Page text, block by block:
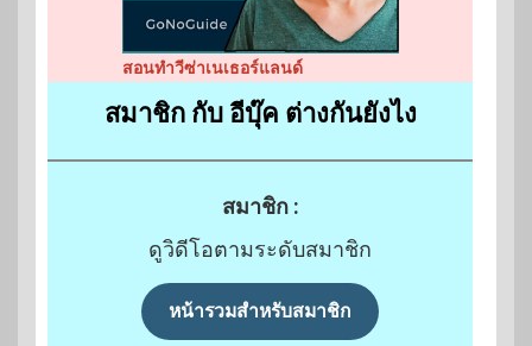
สอนทำวีซ่าเนเธอร์แลนด์
สมาชิก กับ อีบุ๊ค ต่างกันยังไง
สมาชิก :
ดูวิดีโอตามระดับสมาชิก
หน้ารวมสำหรับสมาชิก